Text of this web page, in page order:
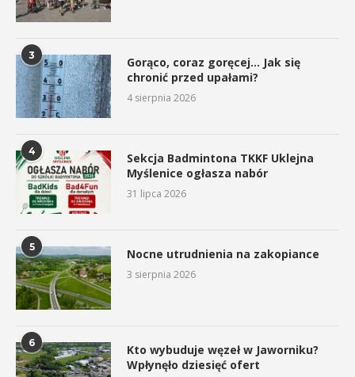
3
Gorąco, coraz goręcej… Jak się
chronić przed upałami?
4 sierpnia 2026
4
Sekcja Badmintona TKKF Uklejna
Myślenice ogłasza nabór
31 lipca 2026
5 Nocne utrudnienia na zakopiance
3 sierpnia 2026
6
Kto wybuduje węzeł w Jaworniku?
Wpłynęło dziesięć ofert